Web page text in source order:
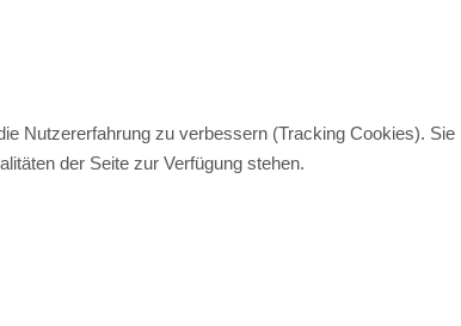
Nutzererfahrung zu verbessern (Tracking Cookies). Sie
der Seite zur Verfügung stehen.